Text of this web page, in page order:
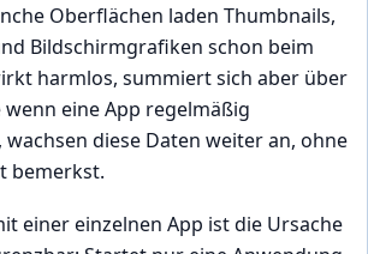
Oberflächen laden Thumbnails,
Bildschirmgrafiken schon beim
harmlos, summiert sich aber über
wenn eine App regelmäßig
diese Daten weiter an, ohne
bemerkst.
einer einzelnen App ist die Ursache